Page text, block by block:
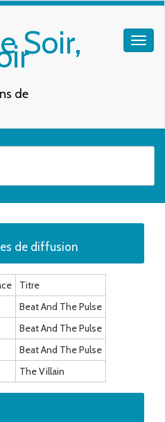
Soir,
de
de diffusion
Titre
Beat And The Pulse
Beat And The Pulse
Beat And The Pulse
The Villain